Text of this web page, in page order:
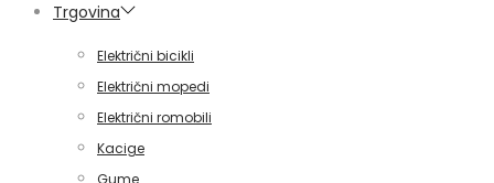
Trgovina
Električni bicikli
Električni mopedi
Električni romobili
Kacige
Gume